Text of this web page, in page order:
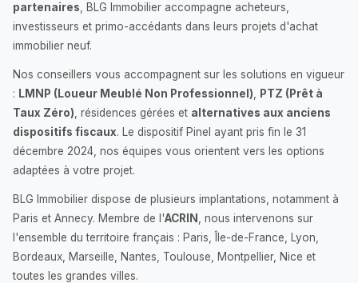
partenaires , BLG Immobilier accompagne acheteurs,
investisseurs et primo-accédants dans leurs projets d'achat
immobilier neuf.
Nos conseillers vous accompagnent sur les solutions en vigueur
: LMNP (Loueur Meublé Non Professionnel)
PTZ (Prêt à
Taux Zéro) , résidences gérées et alternatives aux anciens
dispositifs fiscaux. Le dispositif Pinel ayant pris fin le 31
décembre 2024, nos équipes vous orientent vers les options
adaptées à votre projet.
BLG Immobilier dispose de plusieurs implantations, notamment à
Paris et Annecy. Membre de l'ACRIN
, nous intervenons sur
l'ensemble du territoire français : Paris, Île-de-France, Lyon,
Bordeaux, Marseille, Nantes, Toulouse, Montpellier, Nice et
toutes les grandes villes.